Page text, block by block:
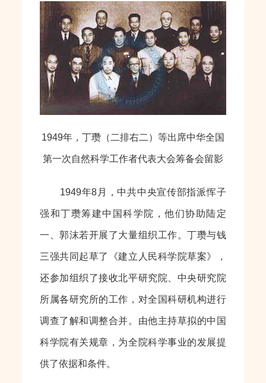
1949年，丁瓒（二排右二）等出席中华全国
第一次自然科学工作者代表大会筹备会留影
1949年8月，中共中央宣传部指派恽子
强和丁瓒筹建中国科学院，他们协助陆定
一、郭沫若开展了大量组织工作。丁瓒与钱
三强共同起草了《建立人民科学院草案》，
还参加组织了接收北平研究院、中央研究院
所属各研究所的工作，对全国科研机构进行
调查了解和调整合并。由他主持草拟的中国
科学院有关规章，为全院科学事业的发展提
供了依据和条件。